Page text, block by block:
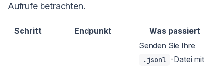
Aufrufe betrachten.
Schritt Endpunkt Was passiert
Senden Sie Ihre
.jsonl -Datei mit